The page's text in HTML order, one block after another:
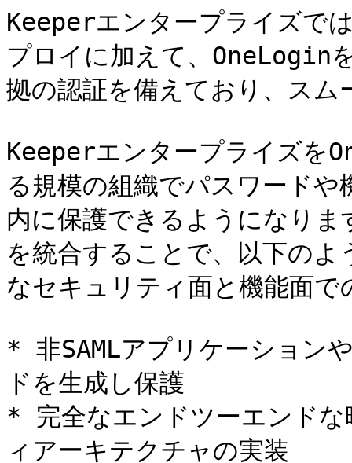
Keeperエンタープライズで
プロイに加えて、OneLogin
拠の認証を備えており、ス
Keeperエンタープライズを
る規模の組織でパスワード
内に保護できるようになり
を統合することで、以下の
なセキュリティ面と機能面
* 非SAMLアプリケーション
ドを生成し保護
* 完全なエンドツーエンドな
ィアーキテクチャの実装